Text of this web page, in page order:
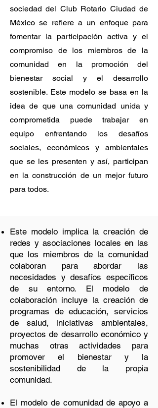
sociedad del Club Rotario Ciudad de
México se refiere a un enfoque para
fomentar la participación activa y el
compromiso de los miembros de la
comunidad en la promoción del
bienestar social y el desarrollo
sostenible. Este modelo se basa en la
idea de que una comunidad unida y
comprometida puede trabajar en
equipo enfrentando los desafíos
sociales, económicos y ambientales
que se les presenten y así, participan
en la construcción de un mejor futuro
para todos.
Este modelo implica la creación de
redes y asociaciones locales en las
que los miembros de la comunidad
colaboran para abordar las
necesidades y desafíos específicos
de su entorno. El modelo de
colaboración incluye la creación de
programas de educación, servicios
de salud, iniciativas ambientales,
proyectos de desarrollo económico y
muchas otras actividades para
promover el bienestar y la
sostenibilidad de la propia
comunidad.
El modelo de comunidad de apoyo a